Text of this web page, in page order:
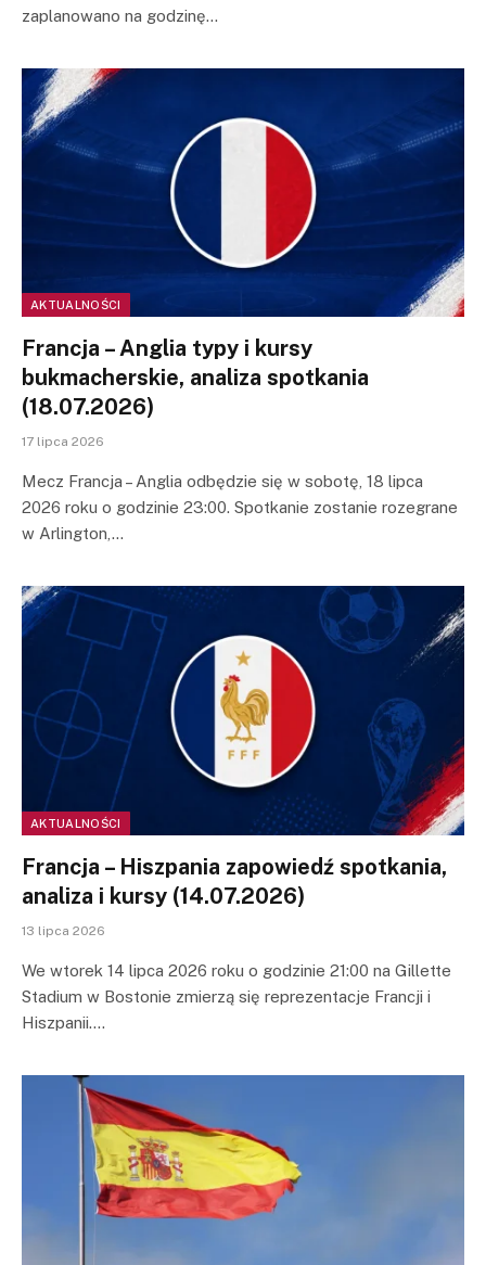
zaplanowano na godzinę…
AKTUALNOŚCI
Francja – Anglia typy i kursy
bukmacherskie, analiza spotkania
(18.07.2026)
17 lipca 2026
Mecz Francja – Anglia odbędzie się w sobotę, 18 lipca
2026 roku o godzinie 23:00. Spotkanie zostanie rozegrane
w Arlington,…
AKTUALNOŚCI
Francja – Hiszpania zapowiedź spotkania,
analiza i kursy (14.07.2026)
13 lipca 2026
We wtorek 14 lipca 2026 roku o godzinie 21:00 na Gillette
Stadium w Bostonie zmierzą się reprezentacje Francji i
Hiszpanii.…